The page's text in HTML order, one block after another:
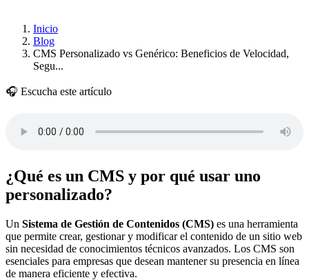
Inicio
Blog
CMS Personalizado vs Genérico: Beneficios de Velocidad,
Segu...
🎧 Escucha este artículo
¿Qué es un CMS y por qué usar uno
personalizado?
Un Sistema de Gestión de Contenidos (CMS) es una herramienta
que permite crear, gestionar y modificar el contenido de un sitio web
sin necesidad de conocimientos técnicos avanzados. Los CMS son
esenciales para empresas que desean mantener su presencia en línea
de manera eficiente y efectiva.